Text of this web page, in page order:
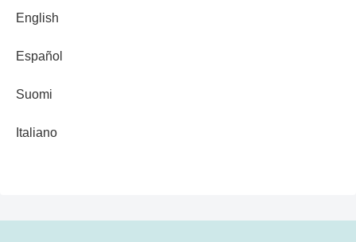
English
Español
Suomi
Italiano